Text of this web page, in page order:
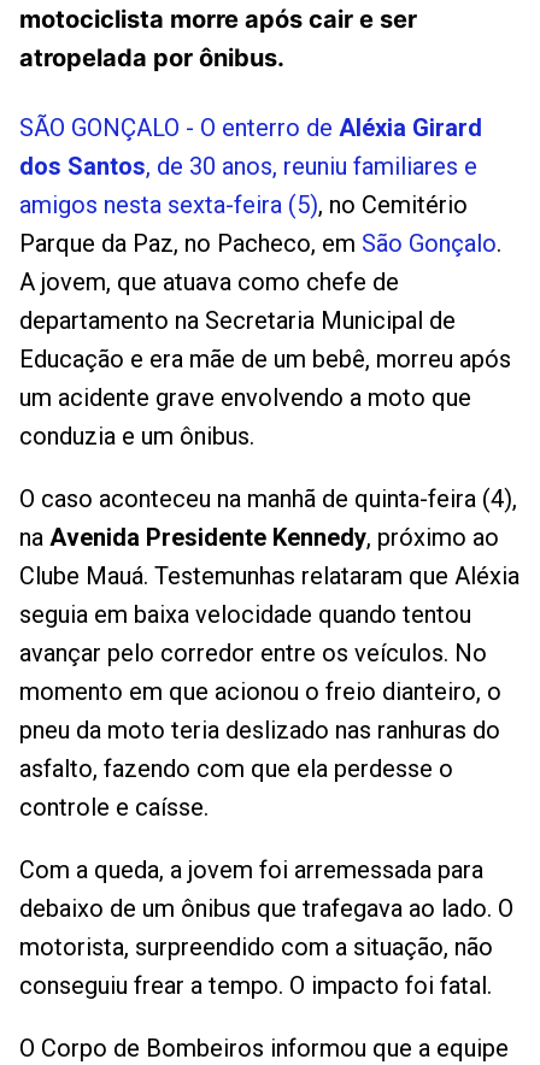
motociclista morre após cair e ser
atropelada por ônibus.
SÃO GONÇALO - O enterro de Aléxia Girard
dos Santos, de 30 anos, reuniu familiares e
amigos nesta sexta-feira (5), no Cemitério
Parque da Paz, no Pacheco, em São Gonçalo.
A jovem, que atuava como chefe de
departamento na Secretaria Municipal de
Educação e era mãe de um bebê, morreu após
um acidente grave envolvendo a moto que
conduzia e um ônibus.
O caso aconteceu na manhã de quinta-feira (4),
na Avenida Presidente Kennedy, próximo ao
Clube Mauá. Testemunhas relataram que Aléxia
seguia em baixa velocidade quando tentou
avançar pelo corredor entre os veículos. No
momento em que acionou o freio dianteiro, o
pneu da moto teria deslizado nas ranhuras do
asfalto, fazendo com que ela perdesse o
controle e caísse.
Com a queda, a jovem foi arremessada para
debaixo de um ônibus que trafegava ao lado. O
motorista, surpreendido com a situação, não
conseguiu frear a tempo. O impacto foi fatal.
O Corpo de Bombeiros informou que a equipe